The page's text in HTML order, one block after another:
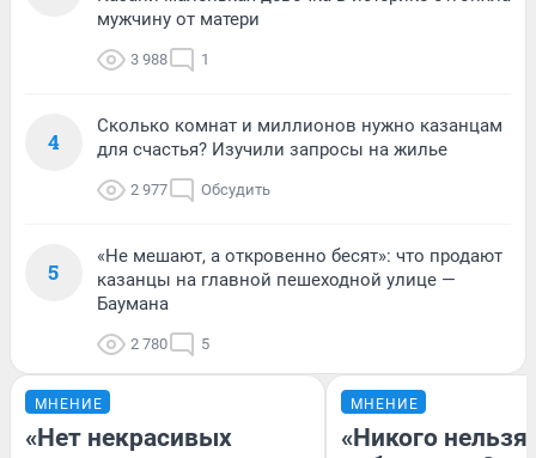
мужчину от матери
3 988 1
4
Сколько комнат и миллионов нужно казанцам
для счастья? Изучили запросы на жилье
2 977 Обсудить
5
«Не мешают, а откровенно бесят»: что продают
казанцы на главной пешеходной улице —
Баумана
2 780 5
МНЕНИЕ
«Нет некрасивых
МНЕНИЕ
«Никого нельзя